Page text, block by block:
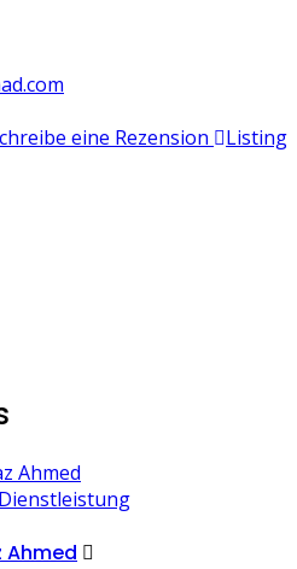
eine Rezension
Listing
Ahmed